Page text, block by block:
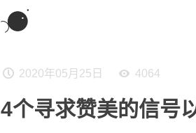
2020年05月25日 4064
4个寻求赞美的信号